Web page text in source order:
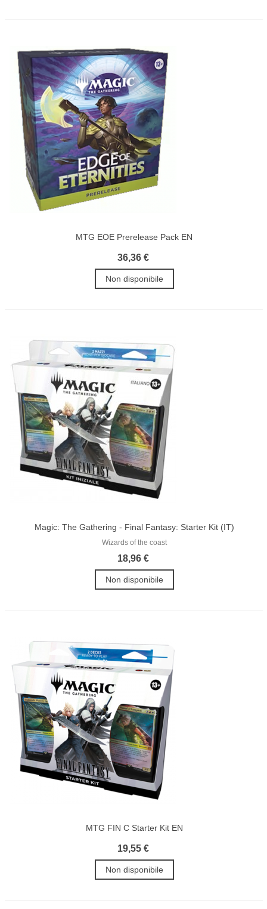
MTG EOE Prerelease Pack EN
36,36 €
Non disponibile
Magic: The Gathering - Final Fantasy: Starter Kit (IT)
Wizards of the coast
18,96 €
Non disponibile
MTG FIN C Starter Kit EN
19,55 €
Non disponibile